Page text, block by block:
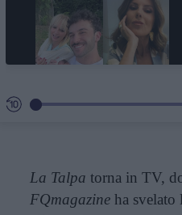
La Talpa torna in TV,
FQmagazine ha svelato